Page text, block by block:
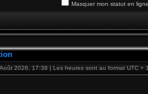
Masquer mon statut en
2026, 17:38 | Les heures sont au format UTC +